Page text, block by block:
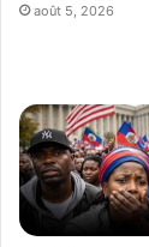
août 5, 2026